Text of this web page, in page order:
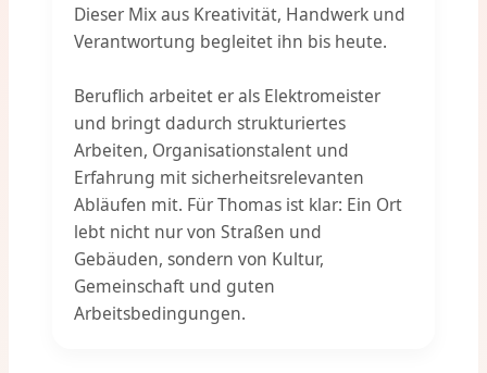
Dieser Mix aus Kreativität, Handwerk und
Verantwortung begleitet ihn bis heute.
Beruflich arbeitet er als Elektromeister
und bringt dadurch strukturiertes
Arbeiten, Organisationstalent und
Erfahrung mit sicherheitsrelevanten
Abläufen mit. Für Thomas ist klar: Ein Ort
lebt nicht nur von Straßen und
Gebäuden, sondern von Kultur,
Gemeinschaft und guten
Arbeitsbedingungen.